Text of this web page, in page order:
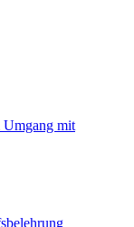
Umgang mit